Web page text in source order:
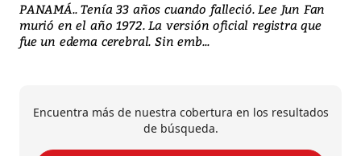
PANAMÁ.. Tenía 33 años cuando falleció. Lee Jun Fan
murió en el año 1972. La versión oficial registra que
fue un edema cerebral. Sin emb...
Encuentra más de nuestra cobertura en los resultados
de búsqueda.